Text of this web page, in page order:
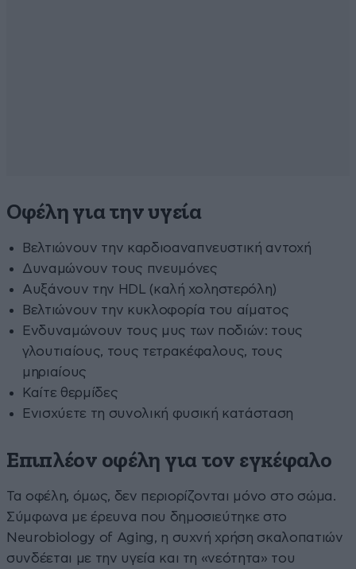
Οφέλη για την υγεία
Βελτιώνουν την καρδιοαναπνευστική αντοχή
Δυναμώνουν τους πνευμόνες
Αυξάνουν την HDL (καλή χοληστερόλη)
Βελτιώνουν την κυκλοφορία του αίματος
Ενδυναμώνουν τους μυς των ποδιών: τους
γλουτιαίους, τους τετρακέφαλους, τους
μηριαίους
Καίτε θερμίδες
Ενισχύετε τη συνολική φυσική κατάσταση
Επιπλέον οφέλη για τον εγκέφαλο
Τα οφέλη, όμως, δεν περιορίζονται μόνο στο σώμα.
Σύμφωνα με έρευνα που δημοσιεύτηκε στο
Neurobiology of Aging, η συχνή χρήση σκαλοπατιών
συνδέεται με την υγεία και τη «νεότητα» του